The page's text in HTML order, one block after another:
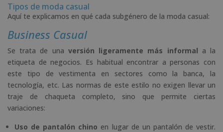
Tipos de moda casual
Aquí te explicamos en qué cada subgénero de la moda casual:
Business Casual
Se trata de una versión ligeramente más informal a la
etiqueta de negocios. Es habitual encontrar a personas con
este tipo de vestimenta en sectores como la banca, la
tecnología, etc. Las normas de este estilo no exigen llevar un
traje de chaqueta completo, sino que permite ciertas
variaciones:
Uso de pantalón chino en lugar de un pantalón de vestir.